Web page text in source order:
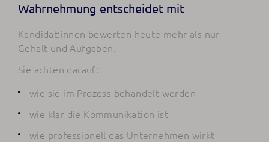
Wahrnehmung entscheidet mit
Kandidat:innen bewerten heute mehr als nur
Gehalt und Aufgaben.
Sie achten darauf:
wie sie im Prozess behandelt werden
wie klar die Kommunikation ist
wie professionell das Unternehmen wirkt